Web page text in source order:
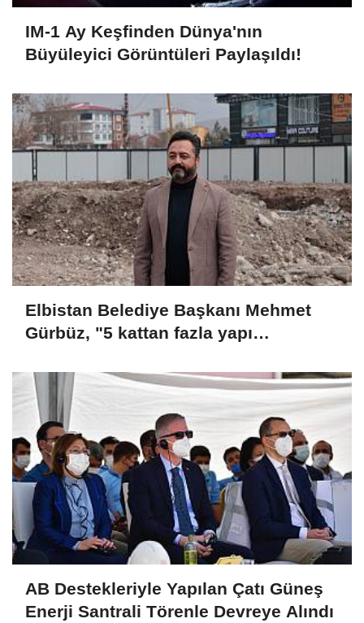
IM-1 Ay Keşfinden Dünya'nın
Büyüleyici Görüntüleri Paylaşıldı!
Elbistan Belediye Başkanı Mehmet
Gürbüz, "5 kattan fazla yapı
AB Destekleriyle Yapılan Çatı Güneş
Enerji Santrali Törenle Devreye Alındı